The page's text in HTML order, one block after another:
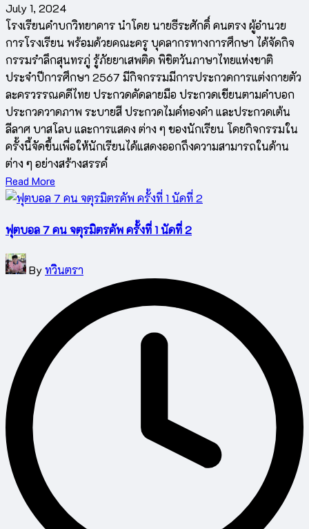
July 1, 2024
โรงเรียนคำบกวิทยาคาร นำโดย นายธีระศักดิ์ คนตรง ผู้อำนวย
การโรงเรียน พร้อมด้วยคณะครู บุคลากรทางการศึกษา ได้จัดกิจ
กรรมรําลึกสุนทรภู่ รู้ภัยยาเสพติด พิชิตวันภาษาไทยแห่งชาติ
ประจำปีการศึกษา 2567 มีกิจกรรมมีการประกวดการแต่งกายตัว
ละครวรรณคดีไทย ประกวดคัดลายมือ ประกวดเขียนตามคำบอก
ประกวดวาดภาพ ระบายสี ประกวดไมค์ทองคำ และประกวดเต้น
ลีลาศ บาสโลบ และการแสดง ต่าง ๆ ของนักเรียน โดยกิจกรรมใน
ครั้งนี้จัดขึ้นเพื่อให้นักเรียนได้แสดงออกถึงความสามารถในด้าน
ต่าง ๆ อย่างสร้างสรรค์
Read More
ฟุตบอล 7 คน จตุรมิตรคัพ ครั้งที่ 1 นัดที่ 2
Posted
by
Byทวินตรา